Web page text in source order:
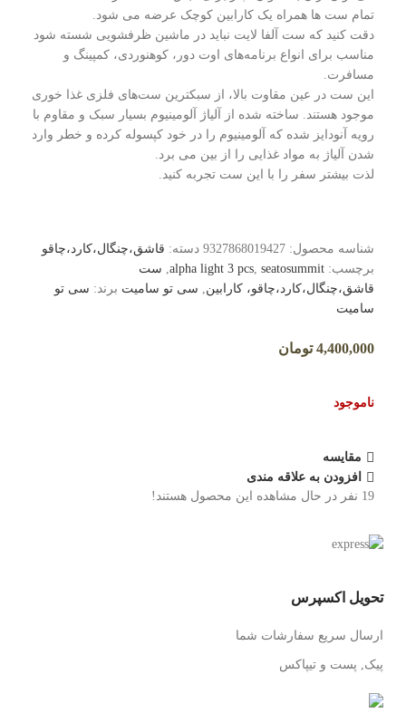
تمام ست ها همراه یک کارابین کوچک عرضه می شود.
دقت کنید که ست آلفا لایت نباید در ماشین ظرفشویی شسته شود
مناسب برای انواع برنامه‌های اوت دور، کوهنوردی، کمپینگ و
مسافرت.
این ست در عین مقاوت بالا، از سبکترین ست‌های فلزی غذا خوری
موجود هستند. ساخته شده از آلیاژ آلومینیوم بسیار سبک و مقاوم با
رویه آنودایز شده که آلومینیوم را در خود کپسوله کرده و خطر وارد
شدن آلیاژ به مواد غذایی را از بین می برد.
لذت بیشتر سفر را با این ست تجربه کنید.
شناسه محصول: 9327868019427 دسته: قاشق،چنگال،کارد،چاقو
برچسب:
alpha light 3 pcs, seatosummit
, ست
قاشق،چنگال،کارد،چاقو، کارابین, سی تو سامیت برند: سی تو
سامیت
4,400,000 تومان
ناموجود
مقایسه
افزودن به علاقه مندی
19 نفر در حال مشاهده این محصول هستند!
تحویل اکسپرس
ارسال سریع سفارشات شما
پیک, پست و تیپاکس